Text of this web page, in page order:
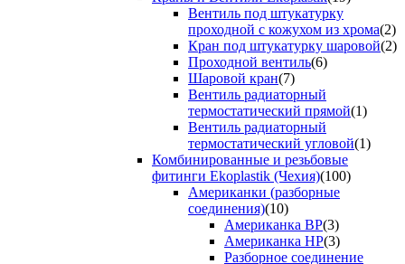
Вентиль под штукатурку
проходной с кожухом из хрома(2)
Кран под штукатурку шаровой(2)
Проходной вентиль(6)
Шаровой кран(7)
Вентиль радиаторный
термостатический прямой(1)
Вентиль радиаторный
термостатический угловой(1)
Комбинированные и резьбовые
фитинги Ekoplastik (Чехия)(100)
Американки (разборные
соединения)(10)
Американка ВР(3)
Американка НР(3)
Разборное соединение